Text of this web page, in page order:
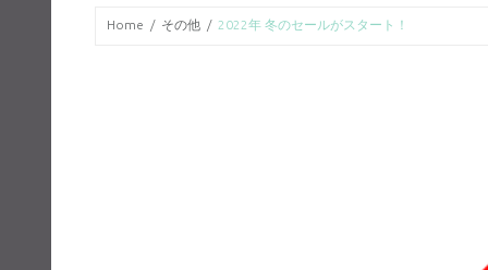
Home その他 2022年 冬のセールがスタート！